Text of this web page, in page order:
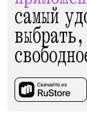
самый